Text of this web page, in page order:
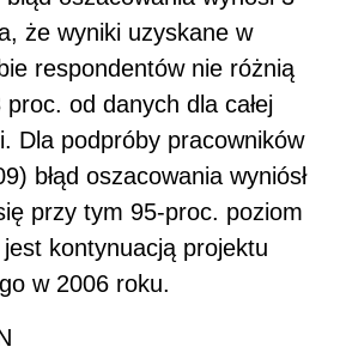
że wyniki uzyskane w
respondentów nie różnią
od danych dla całej
Dla podpróby pracowników
błąd oszacowania wyniósł
przy tym 95-proc. poziom
kontynuacją projektu
w 2006 roku.